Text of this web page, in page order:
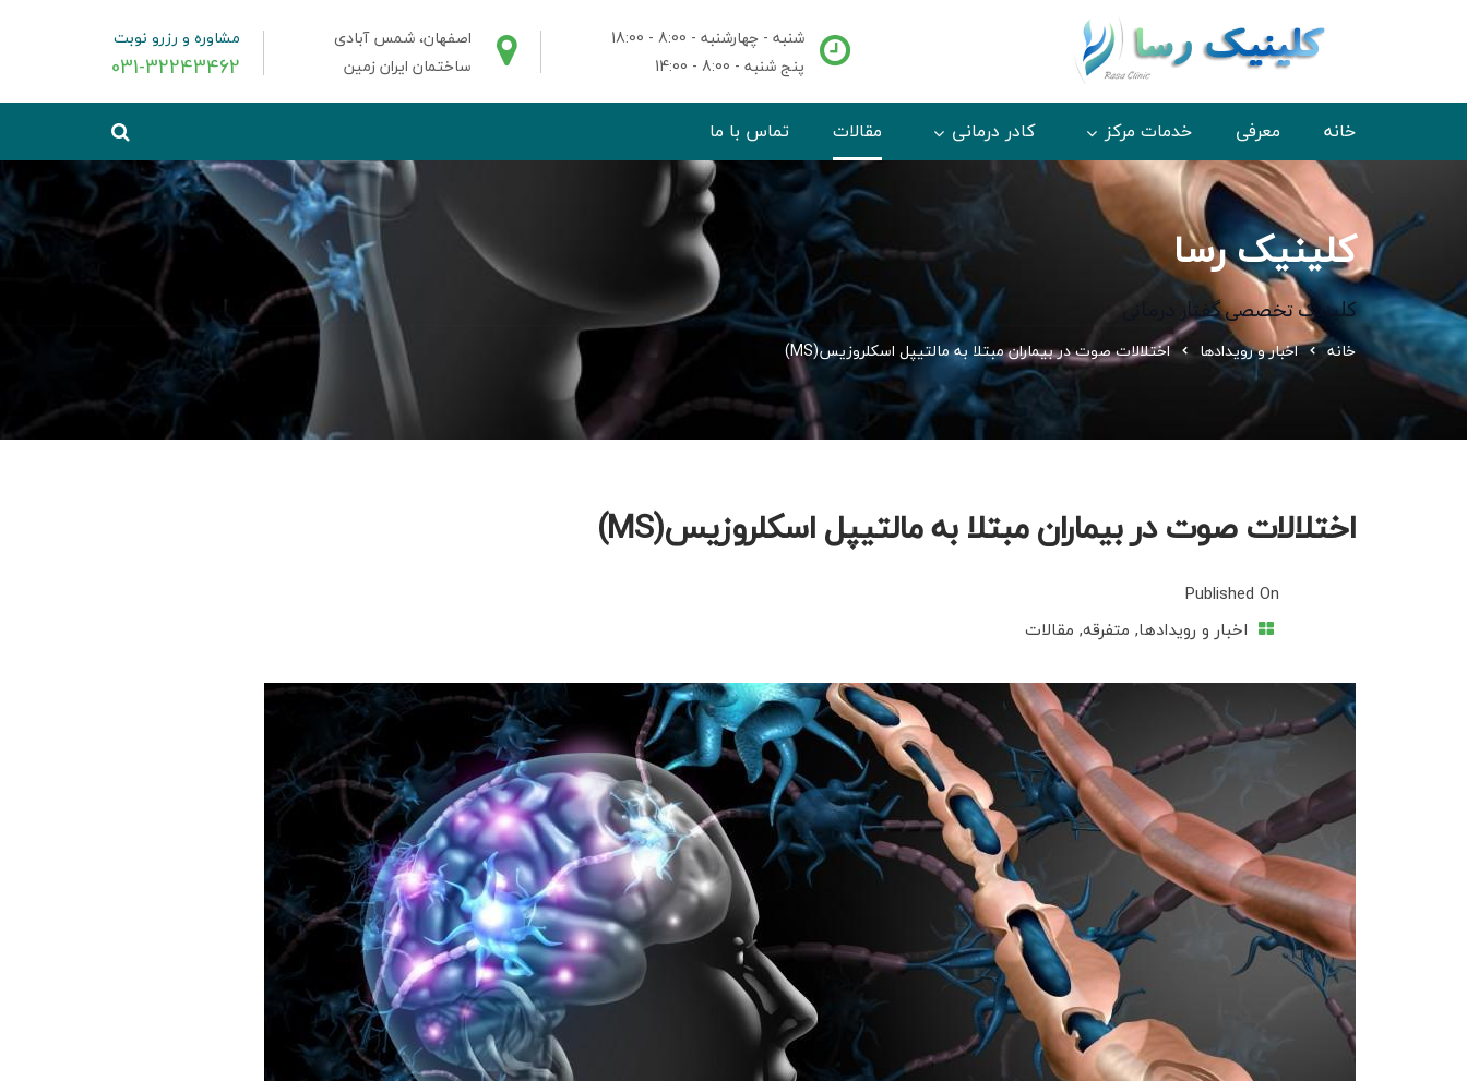
مشاوره و رزرو نوبت
031-32243462
اصفهان، شمس آبادی
ساختمان ایران زمین
شنبه - چهارشنبه - 8:00 - 18:00
پنج شنبه - 8:00 - 14:00
خانه معرفی خدمات مرکز کادر درمانی مقالات تماس با ما
کلینیک رسا
کلینیک تخصصی گفتار درمانی
خانه اخبار و رویدادها اختلالات صوت در بیماران مبتلا به مالتیپل اسکلروزیس(MS)
اختلالات صوت در بیماران مبتلا به مالتیپل اسکلروزیس(MS)
Published On
اخبار و رویدادها, متفرقه, مقالات